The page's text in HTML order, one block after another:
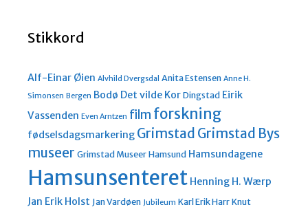
Stikkord
Alf-Einar Øien Alvhild Dvergsdal Anita Estensen Anne H.
Simonsen Bergen Bodø Det vilde Kor Dingstad Eirik
Vassenden Even Arntzen film forskning
fødselsdagsmarkering Grimstad Grimstad Bys
museer Grimstad Museer Hamsund Hamsundagene
Hamsunsenteret Henning H. Wærp
Jan Erik Holst Jan Vardøen Jubileum Karl Erik Harr Knut